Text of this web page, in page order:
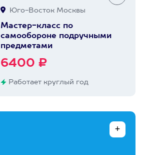
Юго-Восток Москвы
Мастер-класс по
самообороне подручными
предметами
6400 ₽
Работает круглый год